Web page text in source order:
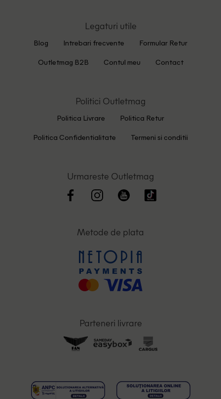
Legaturi utile
Blog Intrebari frecvente Formular Retur
Outletmag B2B Contul meu Contact
Politici Outletmag
Politica Livrare Politica Retur
Politica Confidentialitate Termeni si conditii
Urmareste Outletmag
Metode de plata
Parteneri livrare